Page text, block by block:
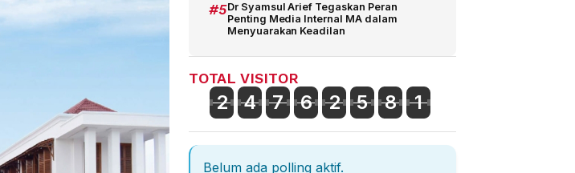
#5Dr Syamsul Arief Tegaskan Peran
Penting Media Internal MA dalam
Menyuarakan Keadilan
TOTAL VISITOR
2 4 7 6 2 5 8 1
Belum ada polling aktif.